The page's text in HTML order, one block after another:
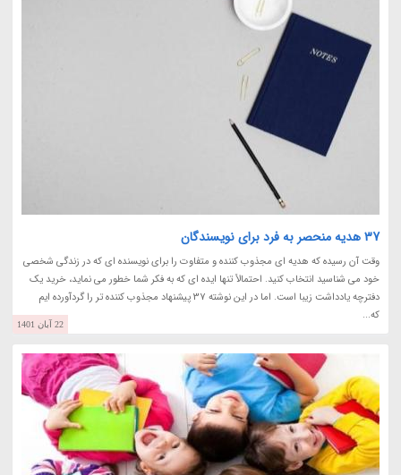
37 هدیه منحصر به فرد برای نویسندگان
وقت آن رسیده که هدیه ای مجذوب کننده و متفاوت را برای نویسنده ای که در زندگی شخصی
خود می شناسید انتخاب کنید. احتمالاً تنها ایده ای که به فکر شما خطور می نماید، خرید یک
دفترچه یادداشت زیبا است. اما در این نوشته 37 پیشنهاد مجذوب کننده تر را گردآورده ایم
که...
22 آبان 1401